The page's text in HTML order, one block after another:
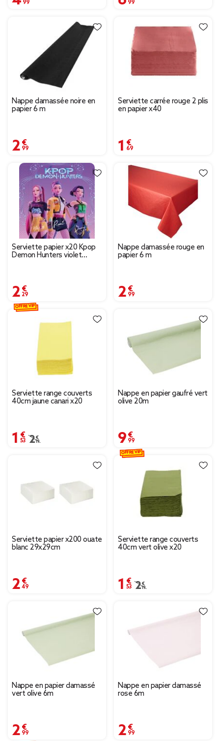
Nappe damassée noire en
papier 6 m
2,99 €
Serviette carrée rouge 2 plis
en papier x40
1,69 €
Serviette papier x20 Kpop
Demon Hunters violet
2,29 €
Nappe damassée rouge en
papier 6 m
2,99 €
Serviette range couverts
40cm jaune canari x20
1,53 €
Prix remisé de 2,19 € à 1,53 €
2,19 €
OFFRE VIP
Nappe en papier gaufré vert
olive 20m
9,99 €
Serviette papier x200 ouate
blanc 29x29cm
2,49 €
Serviette range couverts
40cm vert olive x20
1,53 €
Prix remisé de 2,19 € à
2,19 €
OFFRE VIP
Nappe en papier damassé
vert olive 6m
2,99 €
Nappe en papier damassé
rose 6m
2,99 €